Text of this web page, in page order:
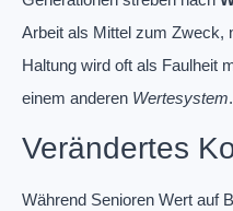
Arbeit als Mittel zum Zweck,
Haltung wird oft als Faulheit
einem anderen Wertesystem.
Verändertes
Während Senioren Wert auf